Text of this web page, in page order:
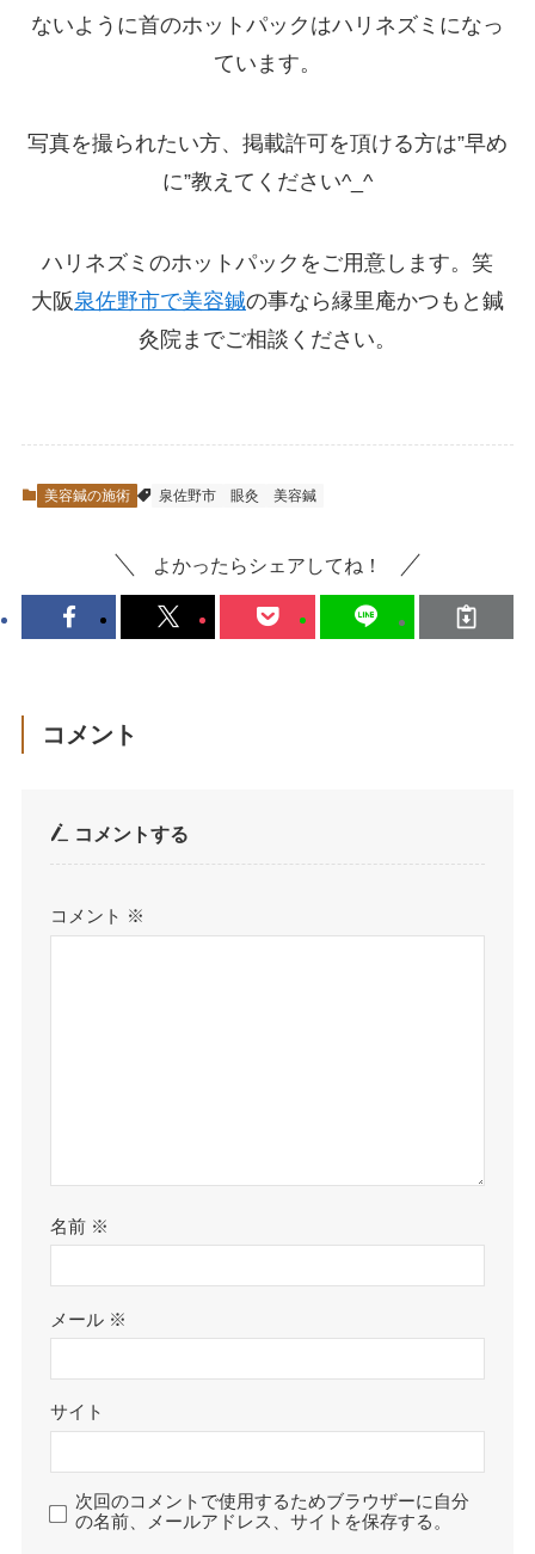
ないように首のホットパックはハリネズミになっ
ています。
写真を撮られたい方、掲載許可を頂ける方は”早め
に”教えてください^_^
ハリネズミのホットパックをご用意します。笑
大阪泉佐野市で美容鍼の事なら縁里庵かつもと鍼
灸院までご相談ください。
美容鍼の施術 泉佐野市 眼灸 美容鍼
よかったらシェアしてね！
コメント
コメントする
コメント ※
名前 ※
メール ※
サイト
次回のコメントで使用するためブラウザーに自分
の名前、メールアドレス、サイトを保存する。